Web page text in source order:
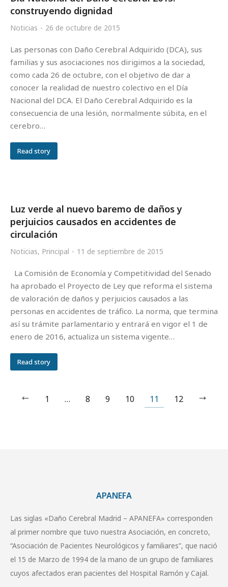
construyendo dignidad
Noticias 26 de octubre de 2015
Las personas con Daño Cerebral Adquirido (DCA), sus
familias y sus asociaciones nos dirigimos a la sociedad,
como cada 26 de octubre, con el objetivo de dar a
conocer la realidad de nuestro colectivo en el Día
Nacional del DCA. El Daño Cerebral Adquirido es la
consecuencia de una lesión, normalmente súbita, en el
cerebro…
Read story
Luz verde al nuevo baremo de daños y
perjuicios causados en accidentes de
circulación
Noticias, Principal 11 de septiembre de 2015
La Comisión de Economía y Competitividad del Senado
ha aprobado el Proyecto de Ley que reforma el sistema
de valoración de daños y perjuicios causados a las
personas en accidentes de tráfico. La norma, que termina
así su trámite parlamentario y entrará en vigor el 1 de
enero de 2016, actualiza un sistema vigente…
Read story
1 … 8 9 10 11 12
APANEFA
Las siglas «Daño Cerebral Madrid – APANEFA» corresponden
al primer nombre que tuvo nuestra Asociación, en concreto,
“Asociación de Pacientes Neurológicos y familiares”, que nació
el 15 de Marzo de 1994 de la mano de un grupo de familiares
cuyos afectados eran pacientes del Hospital Ramón y Cajal.